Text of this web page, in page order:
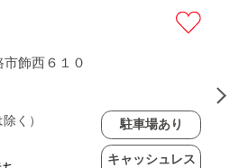
飾西６１０
く）
駐車場あり
キャッシュレス